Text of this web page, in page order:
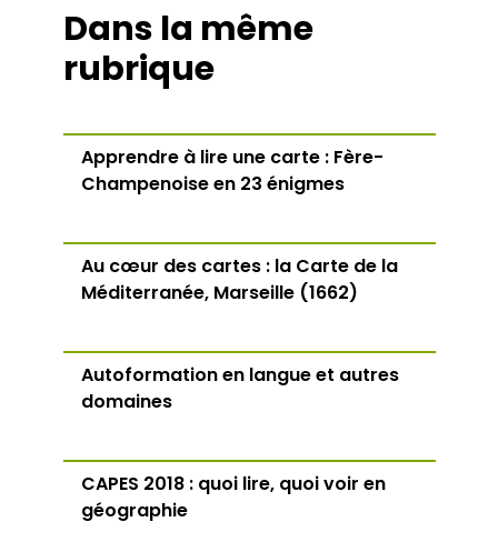
Dans la même
rubrique
Apprendre à lire une carte : Fère-
Champenoise en 23 énigmes
Au cœur des cartes : la Carte de la
Méditerranée, Marseille (1662)
Autoformation en langue et autres
domaines
CAPES 2018 : quoi lire, quoi voir en
géographie